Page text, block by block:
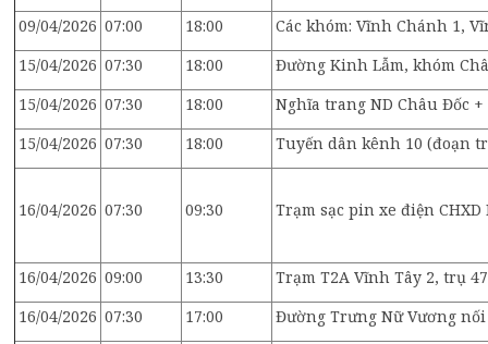
09/04/2026 07:00 18:00
Các khóm: Vĩnh Chánh 1,
15/04/2026 07:30 18:00
Đường Kinh Lẫm, khóm
15/04/2026 07:30 18:00
Nghĩa trang ND Châu Đốc
15/04/2026 07:30 18:00 Tuyến dân kênh 10 (đoạn
16/04/2026 07:30 09:30 Trạm sạc pin xe điện
16/04/2026 09:00 13:30
Trạm T2A Vĩnh Tây 2, trụ
16/04/2026 07:30 17:00
Đường Trưng Nữ Vương nối